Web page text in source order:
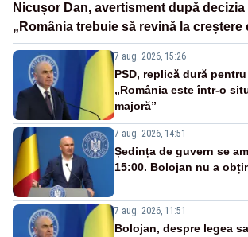
Nicușor Dan, avertisment după decizia
„România trebuie să revină la creștere
7 aug. 2026, 15:26
PSD, replică dură
„România este într-o
majoră”
7 aug. 2026, 14:51
Ședința de guvern se
15:00. Bolojan nu a
7 aug. 2026, 11:51
Bolojan, despre legea